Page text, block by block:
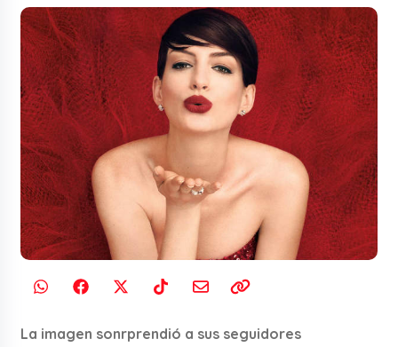
La imagen sonrprendió a sus seguidores